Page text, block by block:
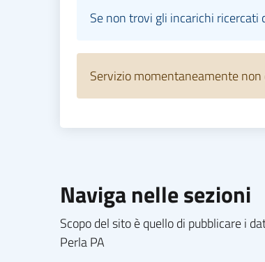
Se non trovi gli incarichi ricercati
Servizio momentaneamente
Naviga nelle sezioni
Scopo del sito è quello di pubblicare i
Perla PA